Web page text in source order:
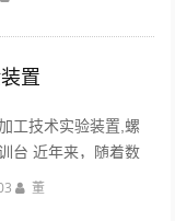
置
工技术实验装置,螺
台 近年来，随着数
校越来越注重培养生
董